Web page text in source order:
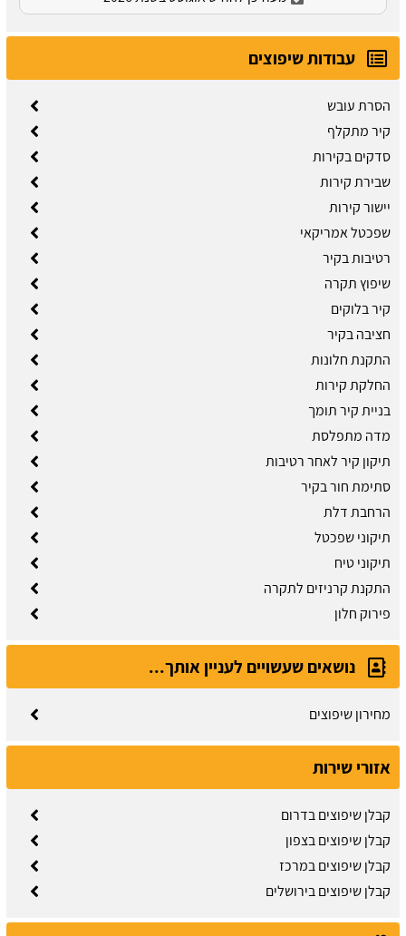
עבודות שיפוצים
הסרת עובש
קיר מתקלף
סדקים בקירות
שבירת קירות
יישור קירות
שפכטל אמריקאי
רטיבות בקיר
שיפוץ תקרה
קיר בלוקים
חציבה בקיר
התקנת חלונות
החלקת קירות
בניית קיר תומך
מדה מתפלסת
תיקון קיר לאחר רטיבות
סתימת חור בקיר
הרחבת דלת
תיקוני שפכטל
תיקוני טיח
התקנת קרניזים לתקרה
פירוק חלון
נושאים שעשויים לעניין אותך...
מחירון שיפוצים
אזורי שירות
קבלן שיפוצים בדרום
קבלן שיפוצים בצפון
קבלן שיפוצים במרכז
קבלן שיפוצים בירושלים